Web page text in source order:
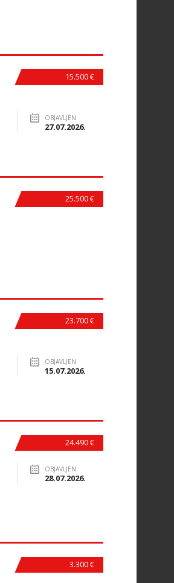
15.500 €
OBJAVLJEN
27.07.2026.
25.500 €
23.700 €
OBJAVLJEN
15.07.2026.
24.490 €
OBJAVLJEN
28.07.2026.
3.300 €